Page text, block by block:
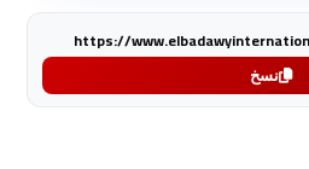
https://
نسخ